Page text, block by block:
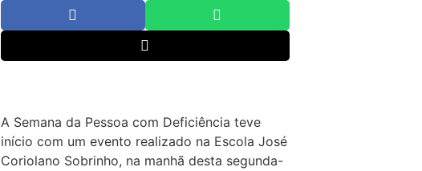
A Semana da Pessoa com Deficiência teve
início com um evento realizado na Escola José
Coriolano Sobrinho, na manhã desta segunda-